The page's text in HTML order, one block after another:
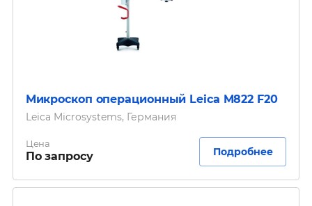
Микроскоп операционный Leica M822 F20
Leica Microsystems, Германия
Цена
По запросу Подробнее